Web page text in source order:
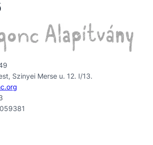
Szinyei Merse u. 12. I/13.